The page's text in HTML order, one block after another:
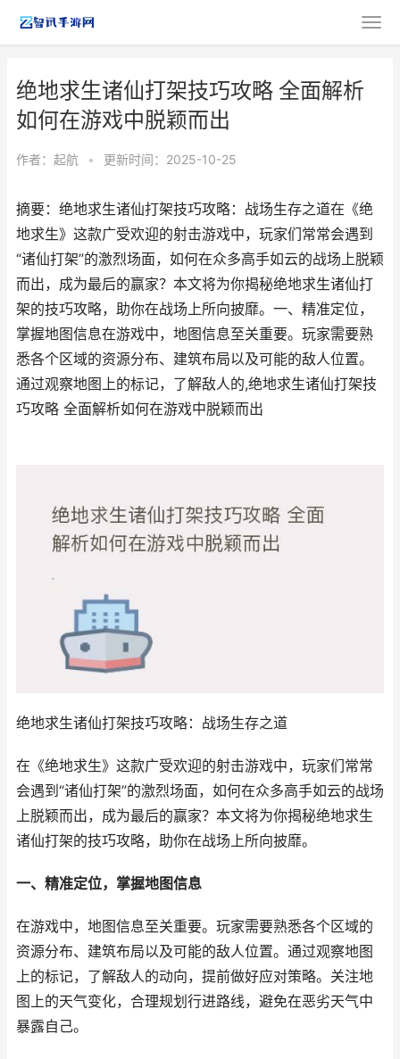
绝地求生诸仙打架技巧攻略 全面解析
如何在游戏中脱颖而出
作者： 起航 • 更新时间：2025-10-25
摘要：绝地求生诸仙打架技巧攻略：战场生存之道在《绝
地求生》这款广受欢迎的射击游戏中，玩家们常常会遇到
“诸仙打架”的激烈场面，如何在众多高手如云的战场上脱颖
而出，成为最后的赢家？本文将为你揭秘绝地求生诸仙打
架的技巧攻略，助你在战场上所向披靡。一、精准定位，
掌握地图信息在游戏中，地图信息至关重要。玩家需要熟
悉各个区域的资源分布、建筑布局以及可能的敌人位置。
通过观察地图上的标记，了解敌人的,绝地求生诸仙打架技
巧攻略 全面解析如何在游戏中脱颖而出
绝地求生诸仙打架技巧攻略：战场生存之道
在《绝地求生》这款广受欢迎的射击游戏中，玩家们常常
会遇到“诸仙打架”的激烈场面，如何在众多高手如云的战场
上脱颖而出，成为最后的赢家？本文将为你揭秘绝地求生
诸仙打架的技巧攻略，助你在战场上所向披靡。
一、精准定位，掌握地图信息
在游戏中，地图信息至关重要。玩家需要熟悉各个区域的
资源分布、建筑布局以及可能的敌人位置。通过观察地图
上的标记，了解敌人的动向，提前做好应对策略。关注地
图上的天气变化，合理规划行进路线，避免在恶劣天气中
暴露自己。